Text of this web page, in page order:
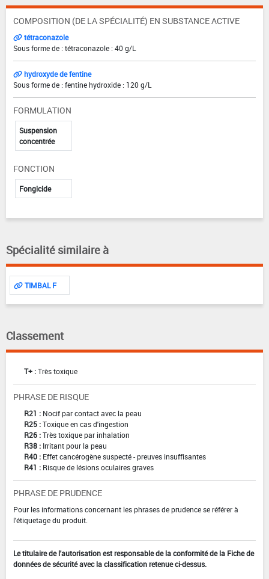
COMPOSITION (DE LA SPÉCIALITÉ) EN SUBSTANCE ACTIVE
tétraconazole
Sous forme de : tétraconazole : 40 g/L
hydroxyde de fentine
Sous forme de : fentine hydroxide : 120 g/L
FORMULATION
Suspension
concentrée
FONCTION
Fongicide
Spécialité similaire à
TIMBAL F
Classement
T+ :Très toxique
PHRASE DE RISQUE
R21 : Nocif par contact avec la peau
R25 :Toxique en cas d'ingestion
R26 :Très toxique par inhalation
R38 : Irritant pour la peau
R40 : Effet cancérogène suspecté - preuves insuffisantes
R41 : Risque de lésions oculaires graves
PHRASE DE PRUDENCE
Pour les informations concernant les phrases de prudence se référer à
l'étiquetage du produit.
Le titulaire de l'autorisation est responsable de la conformité de la Fiche de
données de sécurité avec la classification retenue ci-dessus.